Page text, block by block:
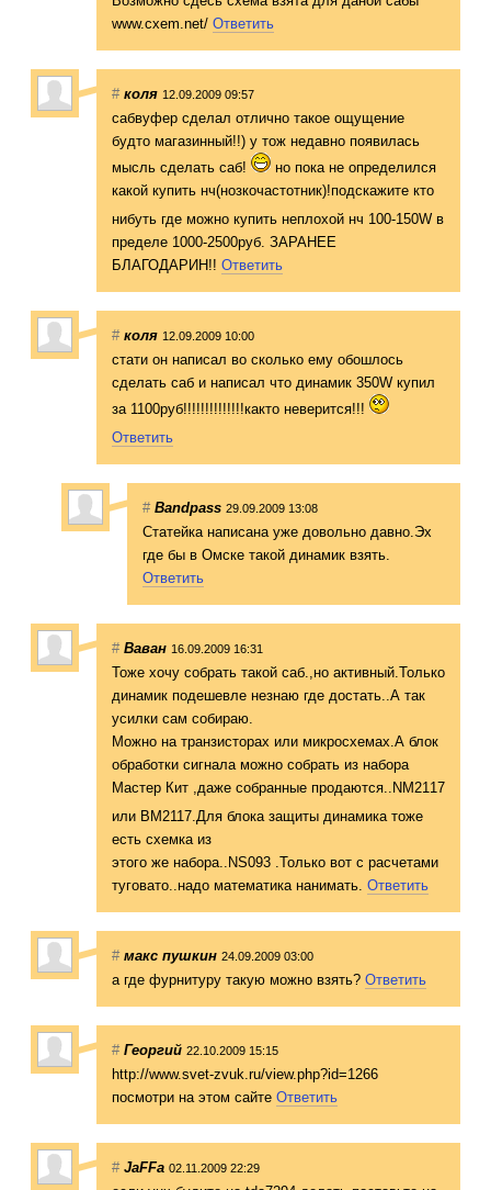
www.cxem.net/ Ответить
# коля 12.09.2009 09:57
сабвуфер сделал отлично такое ощущение
будто магазинный!!) у тож недавно появилась
мысль сделать саб!
но пока не определился
какой купить нч(нозкочастотник)!подскажите кто
нибуть где можно купить неплохой нч 100-150W в
пределе 1000-2500руб. ЗАРАНЕЕ
БЛАГОДАРИН!! Ответить
# коля 12.09.2009 10:00
стати он написал во сколько ему обошлось
сделать саб и написал что динамик 350W купил
за 1100руб!!!!!!!!!!!!!!както неверится!!!
Ответить
# Bandpass 29.09.2009 13:08
Статейка написана уже довольно давно.Эх
где бы в Омске такой динамик взять.
Ответить
# Ваван 16.09.2009 16:31
Тоже хочу собрать такой саб.,но активный.Только
динамик подешевле незнаю где достать..А так
усилки сам собираю.
Можно на транзисторах или микросхемах.А блок
обработки сигнала можно собрать из набора
Мастер Кит ,даже собранные продаются..NM21 17
или BM2117.Для блока защиты динамика тоже
есть схемка из
этого же набора..NS093 .Только вот с расчетами
туговато..надо математика нанимать. Ответить
# макс пушкин 24.09.2009 03:00
а где фурнитуру такую можно взять? Ответить
# Георгий 22.10.2009 15:15
http://www.svet-zvuk.ru/view.php?id=1266
посмотри на этом сайте Ответить
# JaFFa 02.11.2009 22:29